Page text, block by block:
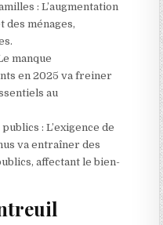
: L’augmentation
des ménages,
manque
en 2025 va freiner
au
: L’exigence de
va entraîner des
affectant le bien-